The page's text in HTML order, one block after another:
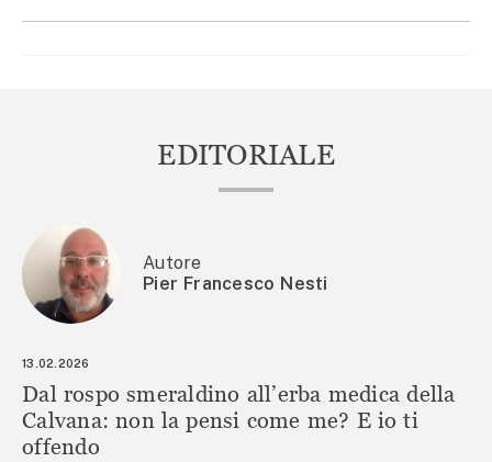
EDITORIALE
Autore
Pier Francesco Nesti
13.02.2026
Dal rospo smeraldino all’erba medica della
Calvana: non la pensi come me? E io ti
offendo